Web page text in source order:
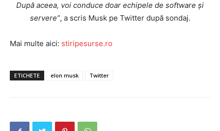
După aceea, voi conduce doar echipele de software şi
servere”, a scris Musk pe Twitter după sondaj.
Mai multe aici: stiripesurse.ro
ETICHETE elon musk Twitter